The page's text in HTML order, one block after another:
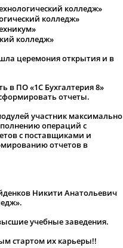
колледж»
колледж»
колледж»
церемония открытия и в
в ПО «1С Бухгалтерия 8»
отчеты.
участник максимально
операций с
с поставщиками и
отчетов в
Никити Анатольевич
учебные заведения.
стартом их карьеры!!